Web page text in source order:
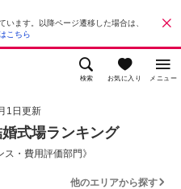
ます。以降ページ遷移した場合は、
こちら
検索 お気に入り メニュー
1日更新
式場ランキング
ス・費用評価部門》
他のエリアから探す